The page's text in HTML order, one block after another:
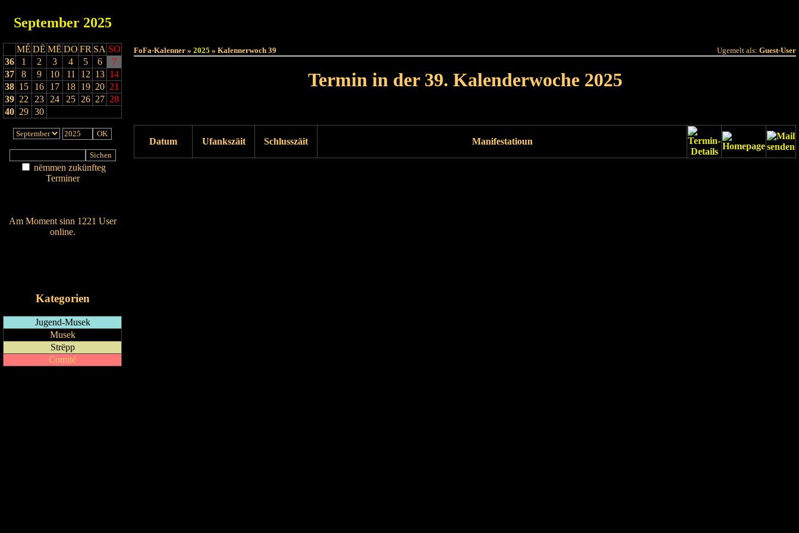
September 2025
MÉ DË MË DO FR SA SO
36
1 2 3 4 5 6
7
37
8 9 10 11 12 13 14
38 15 16 17 18 19 20 21
39 22 23 24 25 26 27 28
40 29 30
nëmmen zukünfteg
Terminer
Am Moment sinn 1221 User
online.
Kategorien
Jugend-Musek
Musek
Strëpp
Comité
FoFa-Kalenner » 2025 » Kalennerwoch 39 Ugemelt als: Guest-User
Termin in der 39. Kalenderwoche 2025
Datum Ufankszäit Schlusszäit Manifestatioun